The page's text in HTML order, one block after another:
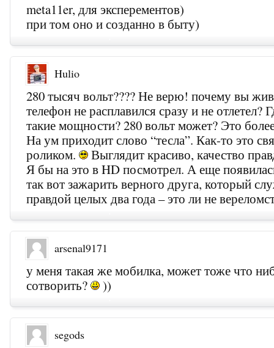
meta11er, для эксперементов)
при том оно и созданно в быту)
Hulio
280 тысяч вольт???? Не верю! почему вы
телефон не расплавился сразу и не отлетел?
такие мощности? 280 вольт может? Это
На ум приходит слово “тесла”. Как-то это
роликом.
Выглядит красиво, качество
Я бы на это в HD посмотрел. А еще
так вот зажарить верного друга, который
правдой целых два года – это ли не
arsenal9171
у меня такая же мобилка, может тоже что
сотворить?
))
segods